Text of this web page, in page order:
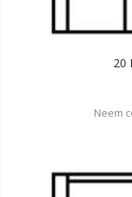
20
Neem